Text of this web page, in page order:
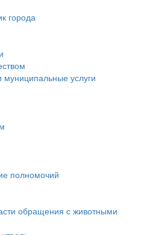
города
муниципальные услуги
полномочий
обращения с животными